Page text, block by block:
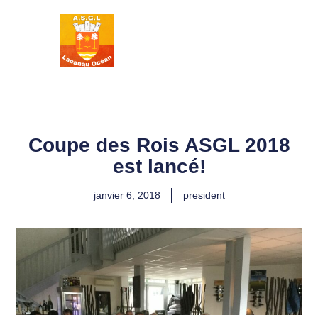
Coupe des Rois ASGL 2018
est lancé!
janvier 6, 2018 president